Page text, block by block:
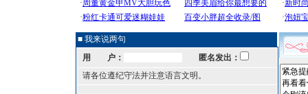
■ 我来说两句
用 户：
匿名发出：
请各位遵纪守法并注意语言文明。